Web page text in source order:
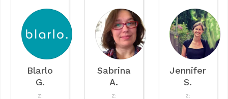
Blarlo
G.
Z:
Sabrina
A.
Z:
Jennifer
S.
Z: